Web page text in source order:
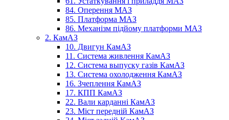
84. Оперення МАЗ
85. Платформа МАЗ
86. Механізм підйому платформи МАЗ
2. КамАЗ
10. Двигун КамАЗ
11. Система живлення КамАЗ
12. Система выпуску газів КамАЗ
13. Система охолодження КамАЗ
16. Зчеплення КамАЗ
17. КПП КамАЗ
22. Вали карданні КамАЗ
23. Міст передній КамАЗ